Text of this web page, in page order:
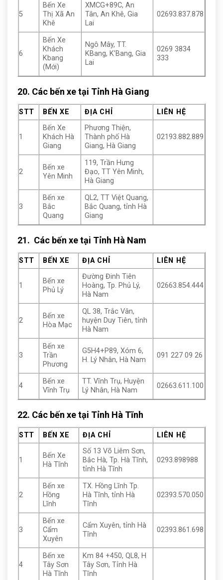
5
Bến Xe
Thị Xã An
Khê
XMCG+89C, An
Tân, An Khê, Gia
Lai
02693.837.878
6
Bến Xe
Khách
Kbang
(Mới)
Ngô Mây, TT.
KBang, K’Bang, Gia
Lai
0269 3834
333
20. Các bến xe tại Tỉnh Hà Giang
STT BẾN XE ĐỊA CHỈ LIÊN HỆ
1
Bến Xe
Khách Hà
Giang
Phương Thiện,
Thành phố Hà
Giang, Hà Giang
02193.882.889
2
Bến xe
Yên Minh
119, Trần Hưng
Đạo, TT Yên Minh,
Hà Giang
3
Bến xe
Bắc
Quang
QL2, TT Việt Quang,
Bắc Quang, tỉnh Hà
Giang
21. Các bến xe tại Tỉnh Hà Nam
STT BẾN XE ĐỊA CHỈ LIÊN HỆ
1
Bến xe
Phủ Lý
Đường Đinh Tiên
Hoàng, Tp. Phủ Lý,
Hà Nam
02663.854.444
2
Bến xe
Hòa Mạc
QL 38, Trắc Vân,
huyện Duy Tiên, tỉnh
Hà Nam
3
Bến xe
Trần
Phương
G5H4+P89, Xóm 6,
H. Lý Nhân, Hà Nam
091 227 09 26
4
Bến xe
Vĩnh Trụ
TT. Vĩnh Trụ, Huyện
Lý Nhân, Hà Nam
02663.611.100
22. Các bến xe tại Tỉnh Hà Tĩnh
STT BẾN XE ĐỊA CHỈ LIÊN HỆ
1
Bến Xe
Hà Tĩnh
Số 13 Võ Liêm Sơn,
Bắc Hà, Tp. Hà Tĩnh,
tỉnh Hà Tĩnh
0293.898988
2
Bến xe
Hồng
Lĩnh
TX. Hồng Lĩnh Tp.
Hà Tĩnh, tỉnh Hà
Tĩnh
02393.570.050
3
Bến xe
Cẩm
Xuyên
Cẩm Xuyên, tỉnh Hà
Tĩnh
02393.861.698
4
Bến xe
Tây Sơn
Hà Tĩnh
Km 84 +450, QL8, H
Tây Sơn, Tỉnh Hà
Tĩnh